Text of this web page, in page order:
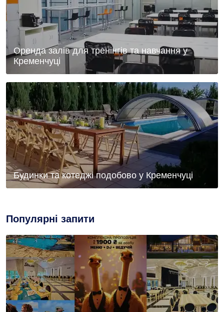
Оренда залів для тренінгів та навчання у
Кременчуці
Будинки та котеджі подобово у Кременчуці
Популярні запити